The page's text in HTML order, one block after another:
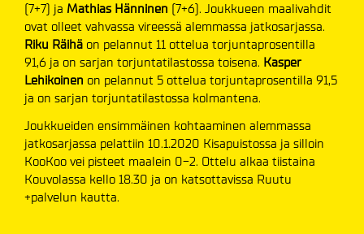
(7+7) ja Mathias Hänninen (7+6). Joukkueen maalivahdit
ovat olleet vahvassa vireessä alemmassa jatkosarjassa.
Riku Räihä on pelannut 11 ottelua torjuntaprosentilla
91,6 ja on sarjan torjuntatilastossa toisena. Kasper
Lehikoinen on pelannut 5 ottelua torjuntaprosentilla 91,5
ja on sarjan torjuntatilastossa kolmantena.
Joukkueiden ensimmäinen kohtaaminen alemmassa
jatkosarjassa pelattiin 10.1.2020 Kisapuistossa ja silloin
KooKoo vei pisteet maalein 0-2. Ottelu alkaa tiistaina
Kouvolassa kello 18.30 ja on katsottavissa Ruutu
+palvelun kautta.